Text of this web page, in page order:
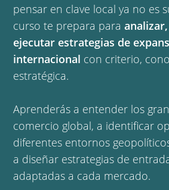
pensar en clave local ya no es
curso te prepara para
ejecutar estrategias de
internacional con criterio,
estratégica.
Aprenderás a entender los
comercio global, a identificar
diferentes entornos
a diseñar estrategias de
adaptadas a cada mercado.